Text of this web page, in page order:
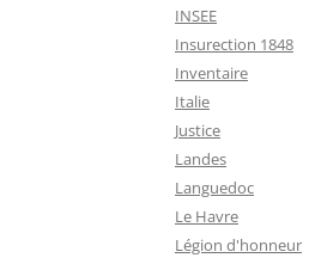
INSEE
Insurection 1848
Inventaire
Italie
Justice
Landes
Languedoc
Le Havre
Légion d'honneur